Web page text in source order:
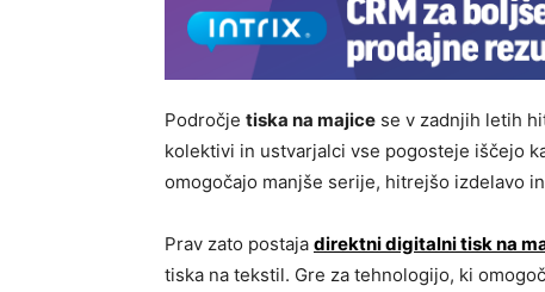
Področje tiska na majice se v zadnjih letih
kolektivi in ustvarjalci vse pogosteje iščejo
omogočajo manjše serije, hitrejšo izdelavo
Prav zato postaja direktni digitalni tisk na
tiska na tekstil. Gre za tehnologijo, ki